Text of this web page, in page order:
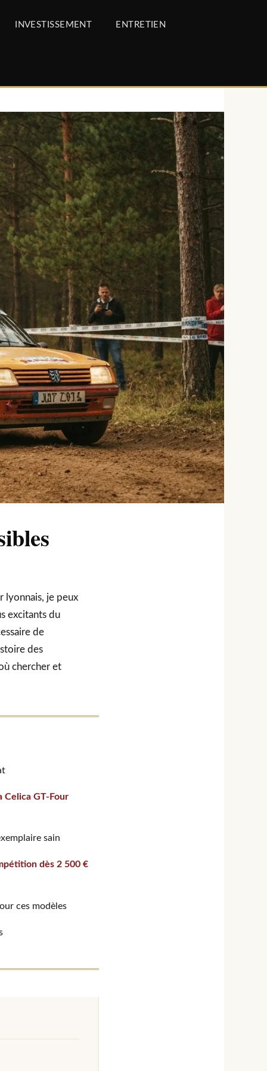
INVESTISSEMENT ENTRETIEN
lyonnais, je peux
excitants du
de
des
chercher et
Celica GT-Four
sain
dès 2 500 €
ces modèles